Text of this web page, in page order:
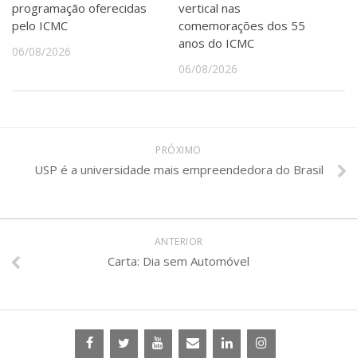
programação oferecidas
pelo ICMC
06/08/2026
vertical nas
comemorações dos 55
anos do ICMC
06/08/2026
PRÓXIMO
USP é a universidade mais empreendedora do Brasil
ANTERIOR
Carta: Dia sem Automóvel